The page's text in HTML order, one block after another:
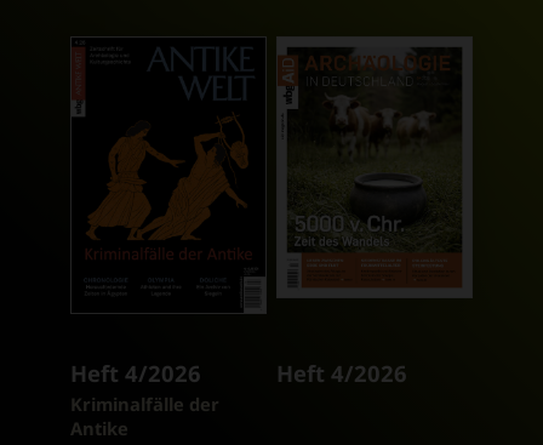
Heft 4/2026
:
Kriminalfälle der
Antike
Heft 4/2026